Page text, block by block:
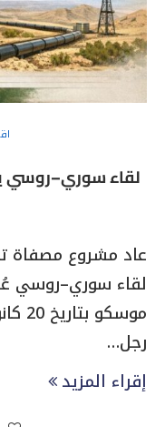
لقاء سوري–روسي
عاد مشروع مصفاة
لقاء سوري–روسي
رجل…
إقراء المزيد